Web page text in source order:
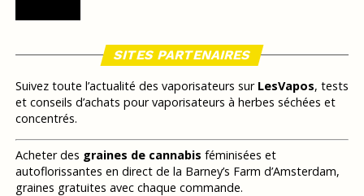
SITES PARTENAIRES
Suivez toute l’actualité des vaporisateurs sur LesVapos, tests
et conseils d’achats pour vaporisateurs à herbes séchées et
concentrés.
Acheter des graines de cannabis féminisées et
autoflorissantes en direct de la Barney’s Farm d’Amsterdam,
graines gratuites avec chaque commande.